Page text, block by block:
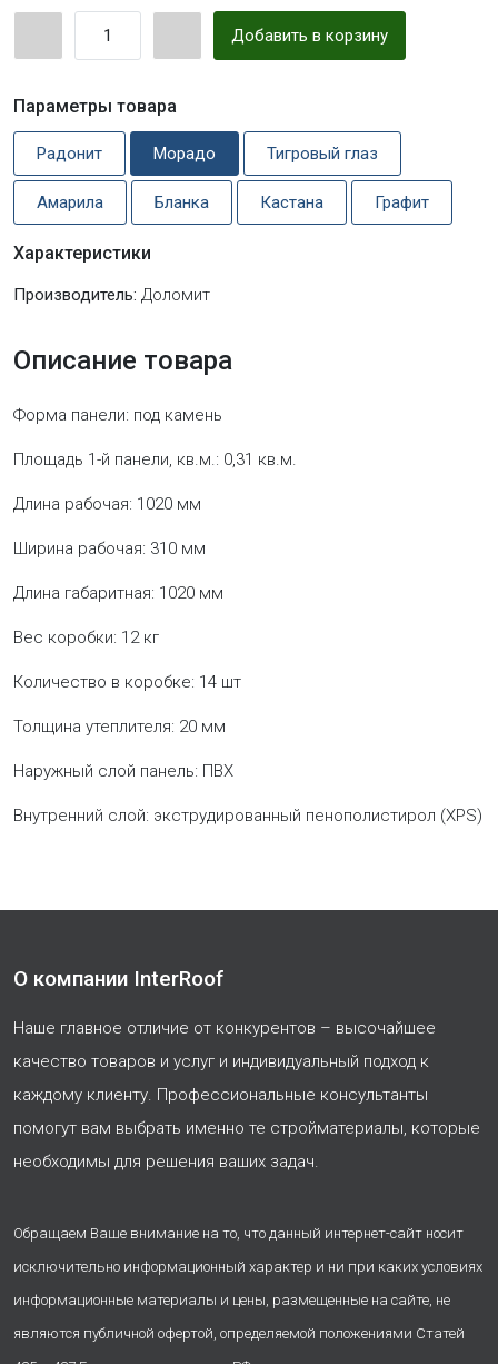
Добавить в корзину
Параметры товара
Радонит Морадо Тигровый глаз
Амарила Бланка Кастана Графит
Характеристики
Производитель: Доломит
Описание товара
Форма панели: под камень
Площадь 1-й панели, кв.м.: 0,31 кв.м.
Длина рабочая: 1020 мм
Ширина рабочая: 310 мм
Длина габаритная: 1020 мм
Вес коробки: 12 кг
Количество в коробке: 14 шт
Толщина утеплителя: 20 мм
Наружный слой панель: ПВХ
Внутренний слой: экструдированный пенополистирол (XPS)
О компании InterRoof
Наше главное отличие от конкурентов – высочайшее
качество товаров и услуг и индивидуальный подход к
каждому клиенту. Профессиональные консультанты
помогут вам выбрать именно те стройматериалы, которые
необходимы для решения ваших задач.
Обращаем Ваше внимание на то, что данный интернет-сайт носит
исключительно информационный характер и ни при каких условиях
информационные материалы и цены, размещенные на сайте, не
являются публичной офертой, определяемой положениями Статей